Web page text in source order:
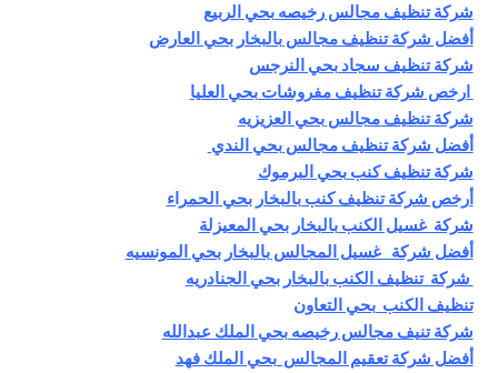
شركة تنظيف مجالس رخيصه بحي الربيع
أفضل شركة تنظيف مجالس بالبخار بحي العارض
شركة تنظيف سجاد بحي النرجس
ارخص شركة تنظيف مفروشات بحي العليا
شركة تنظيف مجالس بحي العزيزيه
أفضل شركة تنظيف مجالس بحي الندي
شركة تنظيف كنب بحي البرموك
أرخص شركة تنظيف كنب بالبخار بحي الحمراء
شركة غسيل الكنب بالبخار بحي المعيزلة
أفضل شركة غسيل المجالس بالبخار بحي المونسيه
شركة تنظيف الكنب بالبخار بحي الجنادريه
تنظيف الكنب بحي التعاون
شركة تنيف مجالس رخيصه بحي الملك عبدالله
أفضل شركة تعقيم المجالس بحي الملك فهد